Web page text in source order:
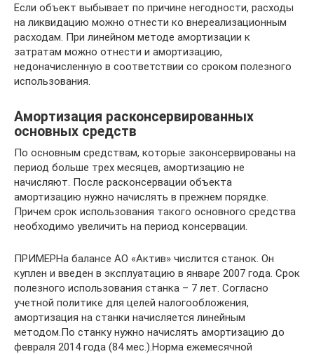
Если объект выбывает по причине негодности, расходы
на ликвидацию можно отнести ко внереализационным
расходам. При линейном методе амортизации к
затратам можно отнести и амортизацию,
недоначисленную в соответствии со сроком полезного
использования.
Амортизация расконсервированных
основных средств
По основным средствам, которые законсервированы на
период больше трех месяцев, амортизацию не
начисляют. После расконсервации объекта
амортизацию нужно начислять в прежнем порядке.
Причем срок использования такого основного средства
необходимо увеличить на период консервации.
ПРИМЕРНа балансе АО «Актив» числится станок. Он
куплен и введен в эксплуатацию в январе 2007 года. Срок
полезного использования станка – 7 лет. Согласно
учетной политике для целей налогообложения,
амортизация на станки начисляется линейным
методом.По станку нужно начислять амортизацию до
февраля 2014 года (84 мес.).Норма ежемесячной